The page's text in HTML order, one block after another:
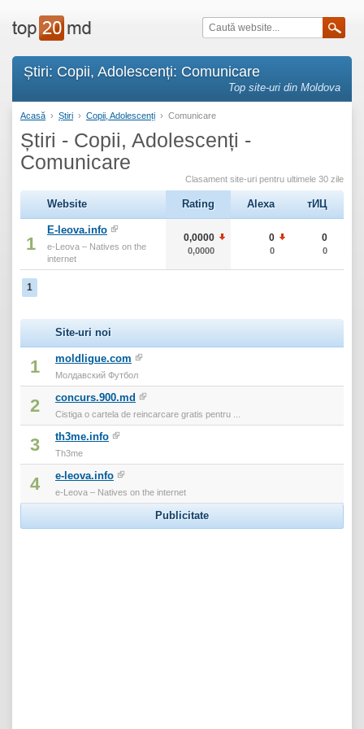
Știri: Copii, Adolescenți: Comunicare
Top site-uri din Moldova
Acasă › Știri › Copii, Adolescenți › Comunicare
Știri - Copii, Adolescenți -
Comunicare
Clasament site-uri pentru ultimele 30 zile
Website Rating Alexa тИЦ
1
E-leova.info
e-Leova – Natives on the
internet
0,0000
0,0000
0
0
0
0
1
Site-uri noi
1 moldligue.com
Молдавский Футбол
2 concurs.900.md
Cistiga o cartela de reincarcare gratis pentru ...
3 th3me.info
Th3me
4 e-leova.info
e-Leova – Natives on the internet
Publicitate